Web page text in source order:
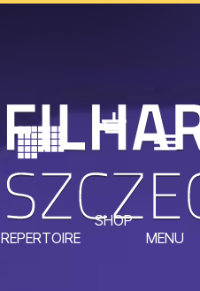
REPERTOIRE
SHOP
MENU